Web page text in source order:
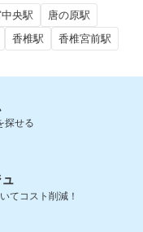
央駅
唐の原駅
香椎駅 香椎宮前駅
探せる
てコスト削減！